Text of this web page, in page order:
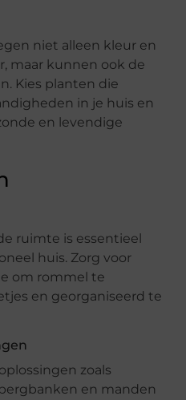
niet alleen kleur en
maar kunnen ook de
Kies planten die
in je huis en
en levendige
ruimte is essentieel
huis. Zorg voor
om rommel te
en georganiseerd te
zoals
en manden